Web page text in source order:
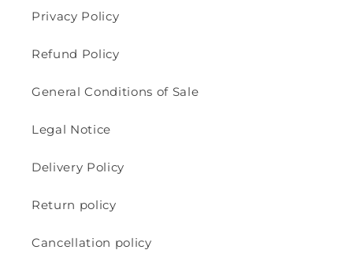
Privacy Policy
Refund Policy
General Conditions of Sale
Legal Notice
Delivery Policy
Return policy
Cancellation policy